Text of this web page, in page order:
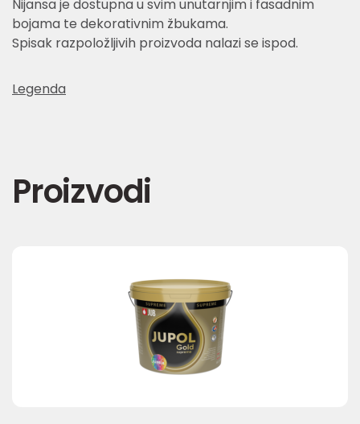
Nijansa je dostupna u svim unutarnjim i fasadnim
bojama te dekorativnim žbukama.
Spisak razpoložljivih proizvoda nalazi se ispod.
Legenda
Proizvodi